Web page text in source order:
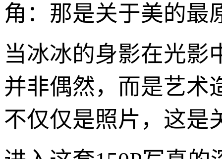
角：那是关于美的最
当冰冰的身影在光影
并非偶然，而是艺术
不仅仅是照片，这是